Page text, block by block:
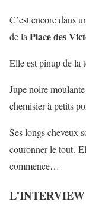
C’est encore dans
de la Place des
Elle est pinup de la
Jupe noire
chemisier à petits
Ses longs cheveux
couronner le tout.
commence…
L’INTERVIEW